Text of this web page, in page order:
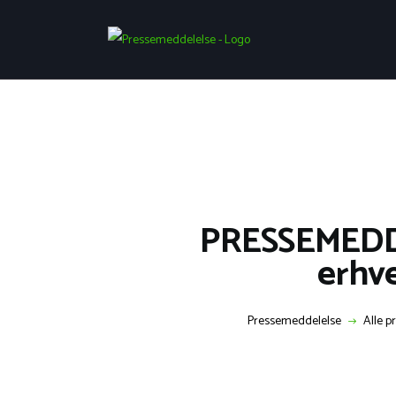
Pressemeddelelse Alle